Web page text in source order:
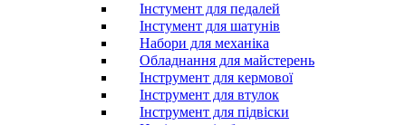
Інстумент для педалей
Інстумент для шатунів
Набори для механіка
Обладнання для майстерень
Інструмент для кермової
Інструмент для втулок
Інструмент для підвіски